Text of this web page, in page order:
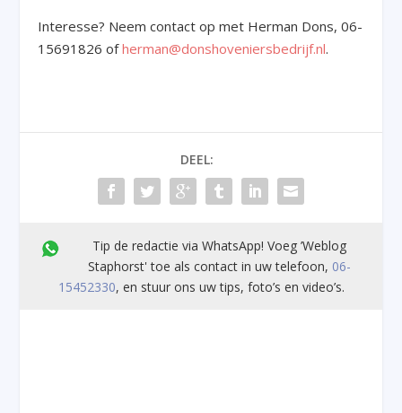
Interesse? Neem contact op met Herman Dons, 06-
15691826 ofherman@donshoveniersbedrijf.nl.
DEEL:
Tip de redactie via WhatsApp! Voeg ’Weblog
Staphorst' toe als contact in uw telefoon, 06-
15452330, en stuur ons uw tips, foto’s en video’s.